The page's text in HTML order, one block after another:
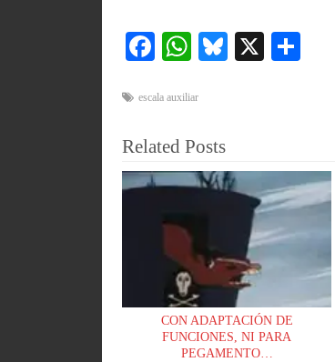
Fa
bo
ok
W
ts
A
pp
Bl
X
rti
r
escala auxiliar
Related Posts
CON ADAPTACIÓN DE
FUNCIONES, NI PARA
PEGAMENTO…